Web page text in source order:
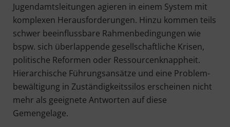
Jugend­amts­lei­tun­gen agie­ren in einem Sys­tem mit
kom­ple­xen Her­aus­for­de­run­gen. Hin­zu kom­men teils
schwer beein­fluss­ba­re Rah­men­be­din­gun­gen wie
bspw. sich über­lap­pen­de gesell­schaft­li­che Kri­sen,
poli­ti­sche Refor­men oder Res­sour­cen­knapp­heit.
Hier­ar­chi­sche Füh­rungs­an­sät­ze und eine Pro­blem­
be­wäl­ti­gung in Zustän­dig­keits­si­los erschei­nen nicht
mehr als geeig­ne­te Ant­wor­ten auf die­se
Gemengelage.